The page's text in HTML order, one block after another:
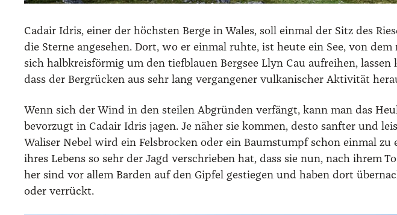
Cad­air Idris, einer der höchs­ten Ber­ge in Wales, soll ein­mal der Sitz des
die Ster­ne ange­se­hen. Dort, wo er ein­mal ruh­te, ist heu­te ein See, von
sich halb­kreis­för­mig um den tief­blau­en Berg­see Llyn Cau auf­rei­hen,
dass der Berg­rü­cken aus sehr lang ver­gan­ge­ner vul­ka­ni­scher Akti­vi­tät
Wenn sich der Wind in den stei­len Abgrün­den ver­fängt, kann man das
bevor­zugt in Cad­air Idris jagen. Je näher sie kom­men, des­to sanf­ter und
Wali­ser Nebel wird ein Fels­bro­cken oder ein Baum­stumpf schon ein­mal
ihres Lebens so sehr der Jagd ver­schrie­ben hat, dass sie nun, nach
her sind vor allem Bar­den auf den Gip­fel gestie­gen und haben dort
oder ver­rückt.